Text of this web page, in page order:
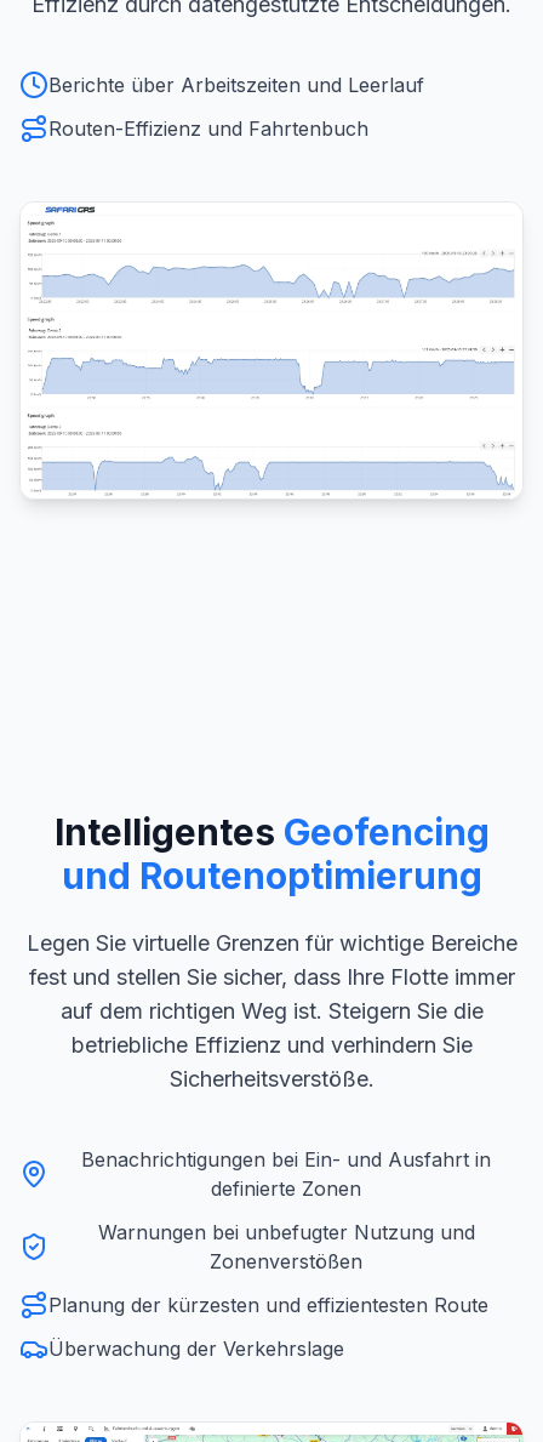
Berichte über Arbeitszeiten und Leerlauf
Routen-Effizienz und Fahrtenbuch
Intelligentes Geofencing
und Routenoptimierung
Legen Sie virtuelle Grenzen für wichtige Bereiche
fest und stellen Sie sicher, dass Ihre Flotte immer
auf dem richtigen Weg ist. Steigern Sie die
betriebliche Effizienz und verhindern Sie
Sicherheitsverstöße.
Benachrichtigungen bei Ein- und Ausfahrt in
definierte Zonen
Warnungen bei unbefugter Nutzung und
Zonenverstößen
Planung der kürzesten und effizientesten Route
Überwachung der Verkehrslage